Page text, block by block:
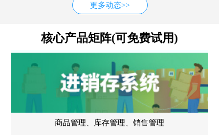
更多动态>>
核心产品矩阵(可免费试用)
商品管理、库存管理、销售管理